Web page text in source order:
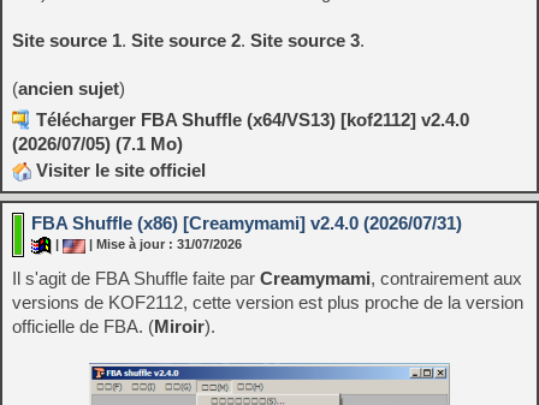
Site source 1. Site source 2. Site source 3.
(ancien sujet)
Télécharger FBA Shuffle (x64/VS13) [kof2112] v2.4.0
(2026/07/05) (7.1 Mo)
Visiter le site officiel
FBA Shuffle (x86) [Creamymami] v2.4.0 (2026/07/31)
| Mise à jour : 31/07/2026
Il s'agit de FBA Shuffle faite par Creamymami, contrairement aux
versions de KOF2112, cette version est plus proche de la version
officielle de FBA. (Miroir).